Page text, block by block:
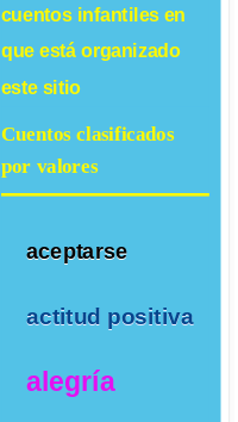
cuentos infantilesen
que está organizado
este sitio
Cuentos clasificados
por valores
aceptarse
actitud positiva
alegría